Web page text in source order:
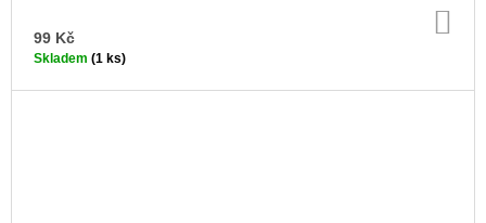
99 Kč
Skladem (1 ks)